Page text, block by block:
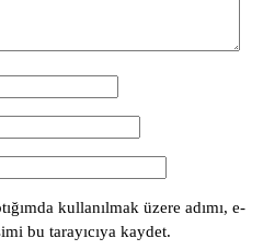
kullanılmak üzere adımı, e-
bu tarayıcıya kaydet.